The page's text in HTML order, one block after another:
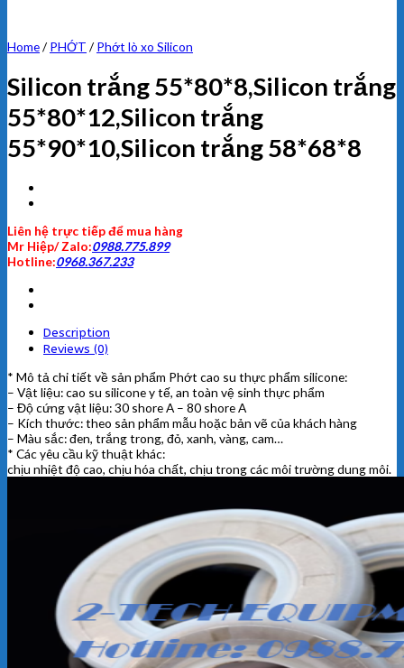
Home/ PHỚT / Phớt lò xo Silicon
Silicon trắng 55*80*8,Silicon trắng
55*80*12,Silicon trắng
55*90*10,Silicon trắng 58*68*8
Liên hệ trực tiếp để mua hàng
Mr Hiệp/ Zalo:0988.775.899
Hotline:0968.367.233
Description
Reviews (0)
* Mô tả chi tiết về sản phẩm Phớt cao su thực phẩm silicone:
– Vật liệu: cao su silicone y tế, an toàn vệ sinh thực phẩm
– Độ cứng vật liệu: 30 shore A – 80 shore A
– Kích thước: theo sản phẩm mẫu hoặc bản vẽ của khách hàng
– Màu sắc: đen, trắng trong, đỏ, xanh, vàng, cam…
* Các yêu cầu kỹ thuật khác:
chịu nhiệt độ cao, chịu hóa chất, chịu trong các môi trường dung môi.